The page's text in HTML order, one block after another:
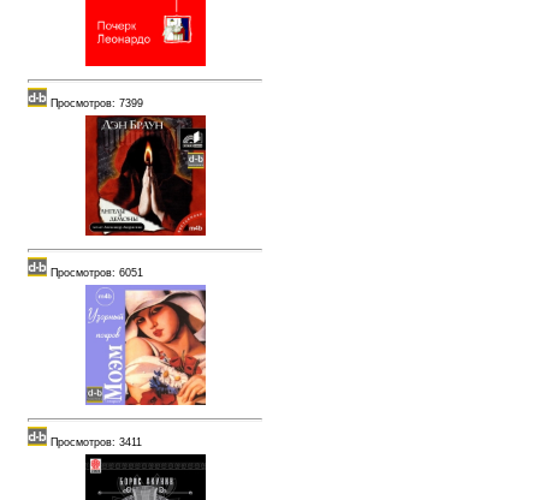
Просмотров: 7399
Просмотров: 6051
Просмотров: 3411